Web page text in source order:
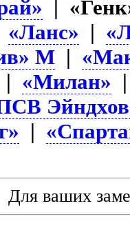
|
«Ланс» |
М |
| «Милан»
|
Для ваших